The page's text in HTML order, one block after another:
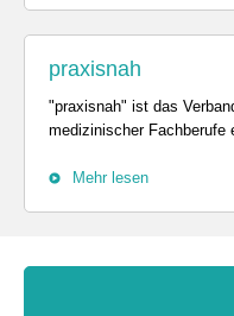
praxisnah
"praxisnah" ist das
medizinischer
Mehr lesen